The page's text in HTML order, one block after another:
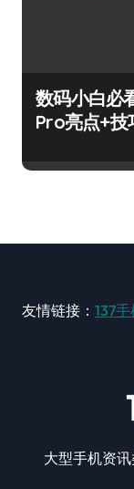
数码小白必
Pro亮点+技
友情链接： 137
大型手机资